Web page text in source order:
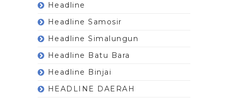
Headline
Headline Samosir
Headline Simalungun
Headline Batu Bara
Headline Binjai
HEADLINE DAERAH